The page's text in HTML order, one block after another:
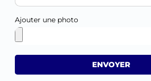
Ajouter une photo
ENVOYER